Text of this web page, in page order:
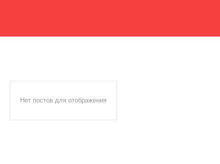
Нет постов для отображения